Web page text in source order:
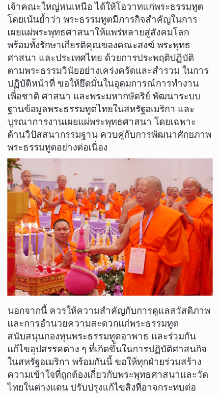
เจ้าคณะใหญ่หนเหนือ ได้ให้โอวาทแก่พระธรรมทูต
โดยเน้นย้ำว่า พระธรรมทูตมีภารกิจสำคัญในการ
เผยแผ่พระพุทธศาสนาให้แพร่หลายสู่สังคมโลก
พร้อมทั้งรักษาเกียรติคุณของคณะสงฆ์ พระพุทธ
ศาสนา และประเทศไทย ด้วยการประพฤติปฏิบัติ
ตามพระธรรมวินัยอย่างเคร่งครัดและสำรวม ในการ
ปฏิบัติหน้าที่ ขอให้ยึดมั่นในอุดมการณ์การทำงาน
เพื่อชาติ ศาสนา และพระมหากษัตริย์ พัฒนาระบบ
ฐานข้อมูลพระธรรมทูตไทยในสหรัฐอเมริกา และ
บูรณาการงานเผยแผ่พระพุทธศาสนา โดยเฉพาะ
ด้านวิปัสสนากรรมฐาน ควบคู่กับการพัฒนาศักยภาพ
พระธรรมทูตอย่างต่อเนื่อง
​นอกจากนี้ ควรให้ความสำคัญกับการดูแลสวัสดิภาพ
และการอำนวยความสะดวกแก่พระธรรมทูต
สนับสนุนกองทุนพระธรรมทูตอาพาธ และร่วมกัน
แก้ไขอุปสรรคต่าง ๆ ที่เกิดขึ้นในการปฏิบัติศาสนกิจ
ในสหรัฐอเมริกา พร้อมกันนี้ ขอให้ทุกฝ่ายร่วมสร้าง
ความเข้าใจที่ถูกต้องเกี่ยวกับพระพุทธศาสนาและวัด
ไทยในต่างแดน ปรับปรุงแก้ไขสิ่งที่อาจกระทบต่อ